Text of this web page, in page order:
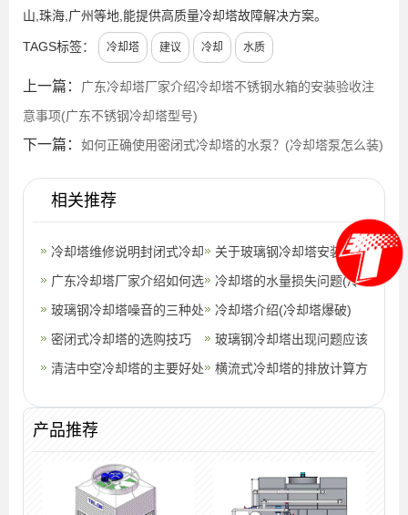
山,珠海,广州等地,能提供高质量冷却塔故障解决方案。
TAGS标签： 冷却塔 建议 冷却 水质
上一篇： 广东冷却塔厂家介绍冷却塔不锈钢水箱的安装验收注
意事项(广东不锈钢冷却塔型号)
下一篇： 如何正确使用密闭式冷却塔的水泵？(冷却塔泵怎么装)
相关推荐
冷却塔维修说明封闭式冷却
塔的应用范围(扬州闭式冷
却塔电机
关于玻璃钢冷却塔安装要求
广东冷却塔厂家介绍如何选
择冷却塔的安装环境(专业
冷却塔生
冷却塔的水量损失问题(冷
却塔水损失怎么算)
玻璃钢冷却塔噪音的三种处
理方法
冷却塔介绍(冷却塔爆破)
密闭式冷却塔的选购技巧
玻璃钢冷却塔出现问题应该
怎么解决？
清洁中空冷却塔的主要好处
洗)
横流式冷却塔的排放计算方
产品推荐